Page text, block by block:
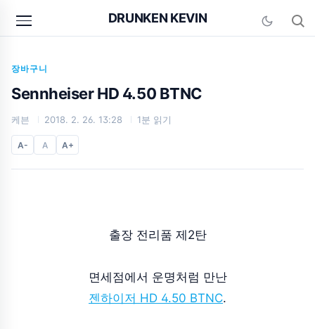
DRUNKEN KEVIN
장바구니
Sennheiser HD 4.50 BTNC
케븐 2018. 2. 26. 13:28 1분 읽기
A- A A+
출장 전리품 제2탄
면세점에서 운명처럼 만난
젠하이저 HD 4.50 BTNC.